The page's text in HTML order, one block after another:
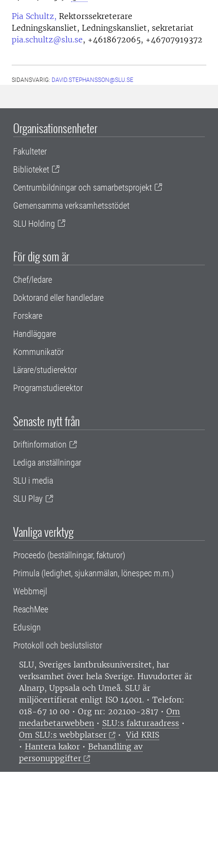
Pia Schultz, Rektorssekreterare
Ledningskansliet, Ledningskansliet, sekretariat
pia.schultz@slu.se, +4618672065, +46707919372
SIDANSVARIG: DAVID.STEPHANSSON@SLU.SE
Organisationsenheter
Fakulteter
Biblioteket
Centrumbildningar och samarbetsprojekt
Gemensamma verksamhetsstödet
SLU Holding
För dig som är
Chef/ledare
Doktorand eller handledare
Forskare
Handläggare
Kommunikatör
Lärare/studierektor
Programstudierektor
Senaste nytt från
Driftinformation
Lediga anställningar
SLU i media
SLU Play
Vanliga verktyg
Proceedo (beställningar, fakturor)
Primula (ledighet, sjukanmälan, lönespec m.m.)
Webbmejl
ReachMee
Edusign
Protokoll och beslutslistor
SLU, Sveriges lantbruksuniversitet, har
verksamhet över hela Sverige. Huvudorter är
Alnarp, Uppsala och Umeå. SLU är
miljöcertifierat enligt ISO 14001. • Telefon:
018-67 10 00 • Org nr: 202100-2817 • Om
medarbetarwebben • SLU:s fakturaadress •
Om SLU:s webbplatser
•Vid KRIS
• Hantera kakor • Behandling av
personuppgifter